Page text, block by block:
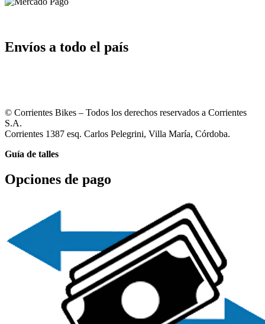
Envíos a todo el país
© Corrientes Bikes – Todos los derechos reservados a Corrientes
S.A.
Corrientes 1387 esq. Carlos Pelegrini, Villa María, Córdoba.
Guía de talles
Opciones de pago